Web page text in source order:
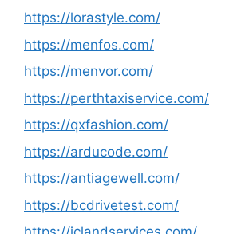
https://lorastyle.com/
https://menfos.com/
https://menvor.com/
https://perthtaxiservice.com/
https://qxfashion.com/
https://arducode.com/
https://antiagewell.com/
https://bcdrivetest.com/